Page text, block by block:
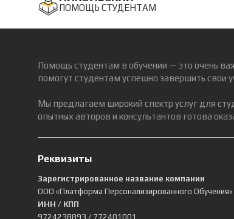
ПОМОЩЬ СТУДЕНТАМ
Помощь студентам в обучении — это очень
помогут студентам успешно завершить свои
Мы предлагаем широкий спектр услуг для
опытных авторов и консультантов готова
Реквизиты
Зарегистрированное название компании
ООО «Платформа Персонализированного Обучения»
ИНН / КПП
9724238893 / 772401001